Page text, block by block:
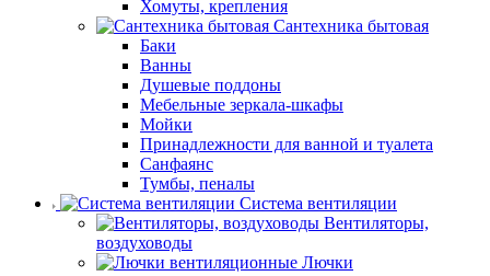
Хомуты, крепления
Сантехника бытовая
Баки
Ванны
Душевые поддоны
Мебельные зеркала-шкафы
Мойки
Принадлежности для ванной и туалета
Санфаянс
Тумбы, пеналы
Система вентиляции
Вентиляторы,
воздуховоды
Лючки